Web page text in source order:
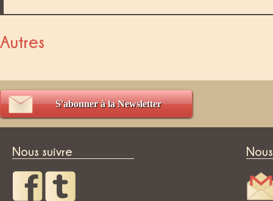
Autres
S'abonner à la Newsletter
Nous suivre